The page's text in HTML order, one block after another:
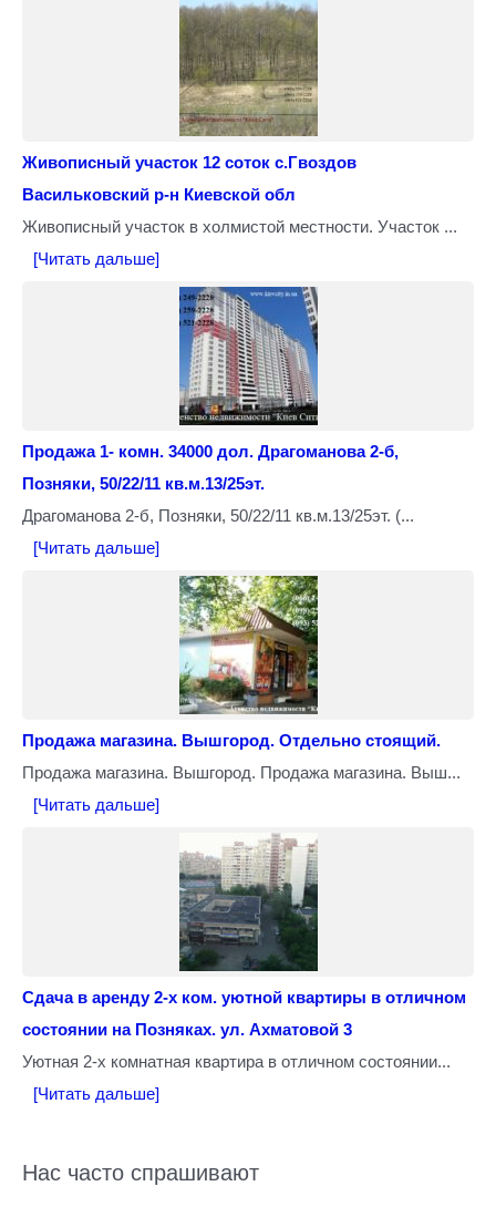
Живописный участок 12 соток с.Гвоздов
Васильковский р-н Киевской обл
Живописный участок в холмистой местности. Участок ...
[Читать дальше]
Продажа 1- комн. 34000 дол. Драгоманова 2-б,
Позняки, 50/22/11 кв.м.13/25эт.
Драгоманова 2-б, Позняки, 50/22/11 кв.м.13/25эт. (...
[Читать дальше]
Продажа магазина. Вышгород. Отдельно стоящий.
Продажа магазина. Вышгород. Продажа магазина. Выш...
[Читать дальше]
Сдача в аренду 2-х ком. уютной квартиры в отличном
состоянии на Позняках. ул. Ахматовой 3
Уютная 2-х комнатная квартира в отличном состоянии...
[Читать дальше]
Нас часто спрашивают